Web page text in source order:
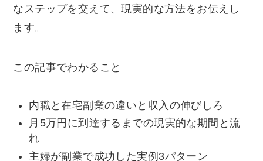
なステップを交えて、現実的な方法をお伝えし
ます。
この記事でわかること
内職と在宅副業の違いと収入の伸びしろ
月5万円に到達するまでの現実的な期間と流
れ
主婦が副業で成功した実例3パターン